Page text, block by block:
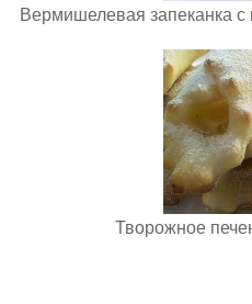
Вермишелевая запеканка с
Творожное